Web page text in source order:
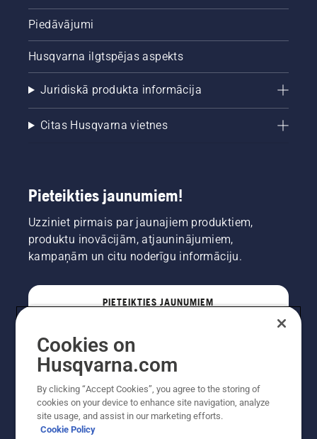
Piedāvājumi
Husqvarna ilgtspējas aspekts
Juridiskā produkta informācija
Citas Husqvarna vietnes
Pieteikties jaunumiem!
Uzziniet pirmais par jaunajiem produktiem,
produktu inovācijām, atjauninājumiem,
kampaņām un citu noderīgu informāciju.
PIETEIKTIES JAUNUMIEM
Cookies on
Husqvarna.com
By clicking “Accept Cookies”, you agree to the storing of
cookies on your device to enhance site navigation, analyze
site usage, and assist in our marketing efforts.
Cookie Policy